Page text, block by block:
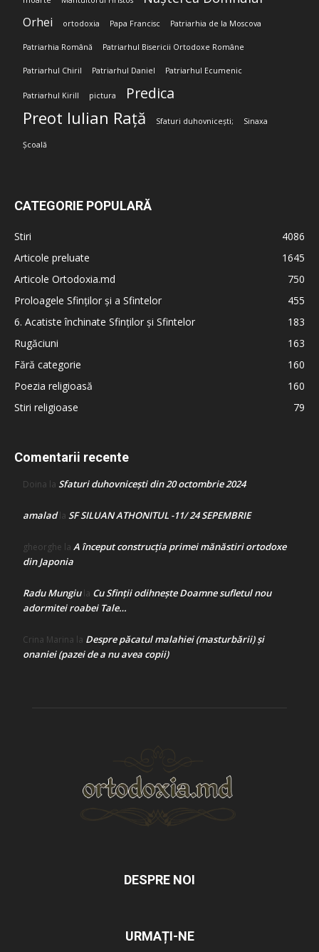
Orhei ortodoxia Papa Francisc Patriarhia de la Moscova
Patriarhia Română Patriarhul Bisericii Ortodoxe Române
Patriarhul Chiril Patriarhul Daniel Patriarhul Ecumenic
Patriarhul Kirill pictura Predica
Preot Iulian Rață Sfaturi duhovnicești; Sinaxa
Școală
CATEGORIE POPULARĂ
Stiri
4086
Articole preluate
1645
Articole Ortodoxia.md
750
Proloagele Sfinților și a Sfintelor
455
6. Acatiste închinate Sfinților și Sfintelor
183
Rugăciuni
163
Fără categorie
160
Poezia religioasă
160
Stiri religioase
79
Comentarii recente
Doina la Sfaturi duhovnicești din 20 octombrie 2024
amaladla SF SILUAN ATHONITUL -11/ 24 SEPEMBRIE
gheorghe la A început construcţia primei mănăstiri ortodoxe
din Japonia
Radu Mungiula Cu Sfinții odihnește Doamne sufletul nou
adormitei roabei Tale…
Crina Marina la Despre păcatul malahiei (masturbării) şi
onaniei (pazei de a nu avea copii)
DESPRE NOI
URMAȚI-NE